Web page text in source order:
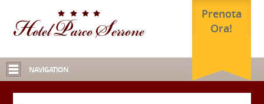
Prenota
Ora!
NAVIGATION